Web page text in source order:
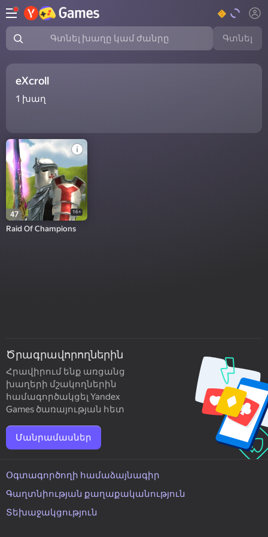
Գտնել խաղը կամ ժանրը Գտնել
eXcroll
1 խաղ
47 16+
Raid Of Champions
Ծրագրավորողներին
Հրավիրում ենք առցանց
խաղերի մշակողներին
համագործակցել Yandex
Games ծառայության հետ
Մանրամասներ
Օգտագործողի համաձայնագիր
Գաղտնիության քաղաքականություն
Տեխաջակցություն